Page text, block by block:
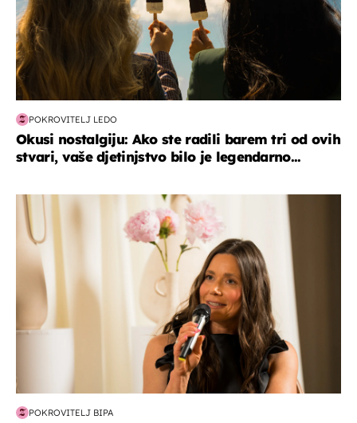
POKROVITELJ LEDO
Okusi nostalgiju: Ako ste radili barem tri od ovih
stvari, vaše djetinjstvo bilo je legendarno...
moda & ljepota
POKROVITELJ BIPA